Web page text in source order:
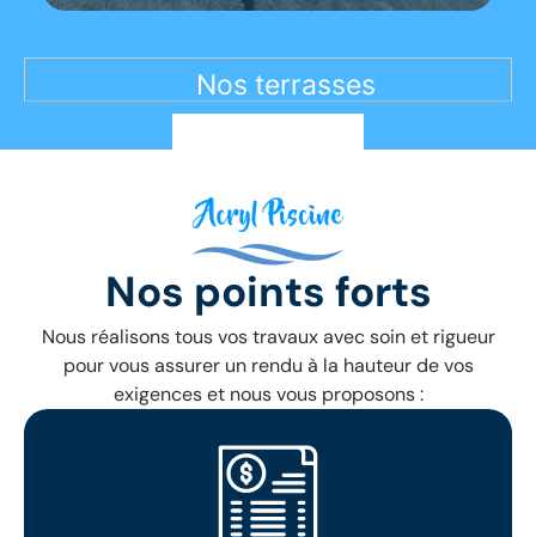
Nos terrasses
Nos points forts
Nous réalisons tous vos travaux avec soin et rigueur
pour vous assurer un rendu à la hauteur de vos
exigences et nous vous proposons :